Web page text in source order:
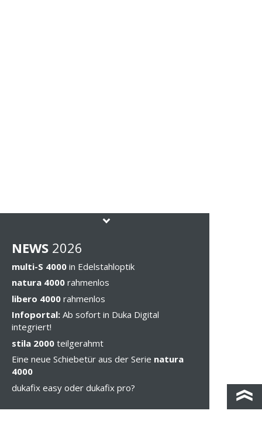
NEWS 2026
multi-S 4000 in Edelstahloptik
natura 4000 rahmenlos
libero 4000 rahmenlos
Infoportal: Ab sofort in Duka Digital
integriert!
stila 2000 teilgerahmt
Eine neue Schiebetür aus der Serie natura
4000
dukafix easy oder dukafix pro?